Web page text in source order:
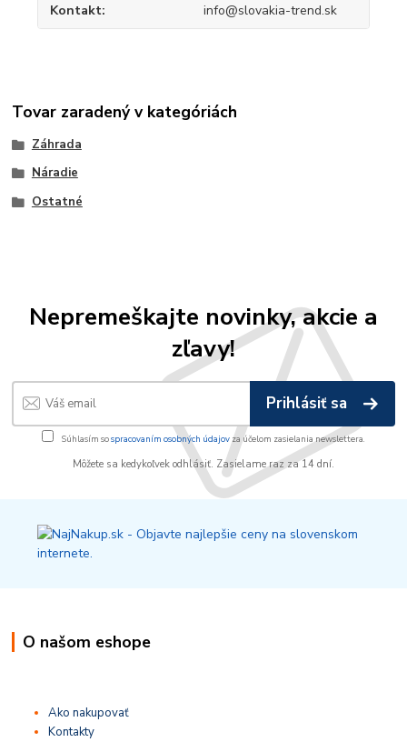
Kontakt info@slovakia-trend.sk
Tovar zaradený v kategóriách
Záhrada
Náradie
Ostatné
Nepremeškajte novinky, akcie a
zľavy!
Prihlásiť sa
Súhlasím sospracovaním osobných údajov za účelom zasielania newslettera.
Môžete sa kedykoľvek odhlásiť. Zasielame raz za 14 dní.
O našom eshope
Ako nakupovať
Kontakty